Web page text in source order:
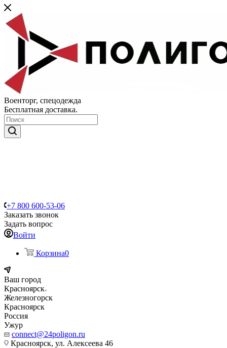
Военторг, спецодежда
Бесплатная доставка.
+7 800 600-53-06
Заказать звонок
Задать вопрос
Войти
Корзина0
Ваш город
Красноярск
Железногорск
Красноярск
Россия
Ужур
connect@24poligon.ru
Красноярск, ул. Алексеева 46